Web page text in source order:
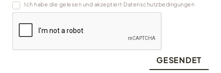
Ich habe die gelesen und akzeptiert Datenschutzbedingungen
GESENDET